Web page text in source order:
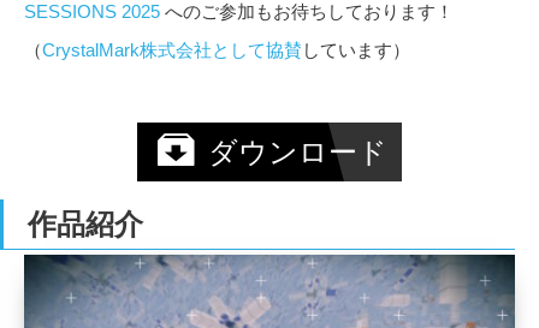
SESSIONS 2025 へのご参加もお待ちしております！
（CrystalMark株式会社として協賛 しています）
ダウンロード
作品紹介